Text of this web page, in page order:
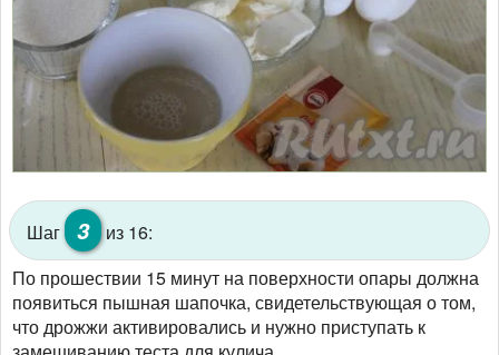
Шаг 3
из 16:
По прошествии 15 минут на поверхности опары должна
появиться пышная шапочка, свидетельствующая о том,
что дрожжи активировались и нужно приступать к